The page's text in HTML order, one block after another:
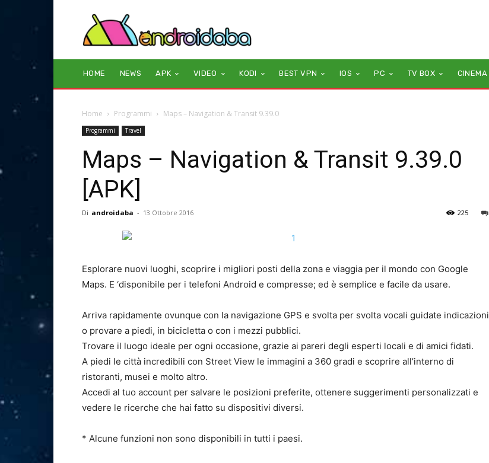
HOME NEWS APK VIDEO KODI BEST VPN IOS PC TV BOX CINEMA
Home Programmi Maps – Navigation & Transit 9.39.0
Programmi Travel
Maps – Navigation & Transit 9.39.0
[APK]
Di androidaba - 13 Ottobre 2016 225
Esplorare nuovi luoghi, scoprire i migliori posti della zona e viaggia per il mondo con Google
Maps. E ‘disponibile per i telefoni Android e compresse; ed è semplice e facile da usare.
Arriva rapidamente ovunque con la navigazione GPS e svolta per svolta vocali guidate indicazioni
o provare a piedi, in bicicletta o con i mezzi pubblici.
Trovare il luogo ideale per ogni occasione, grazie ai pareri degli esperti locali e di amici fidati.
A piedi le città incredibili con Street View le immagini a 360 gradi e scoprire all’interno di
ristoranti, musei e molto altro.
Accedi al tuo account per salvare le posizioni preferite, ottenere suggerimenti personalizzati e
vedere le ricerche che hai fatto su dispositivi diversi.
* Alcune funzioni non sono disponibili in tutti i paesi.